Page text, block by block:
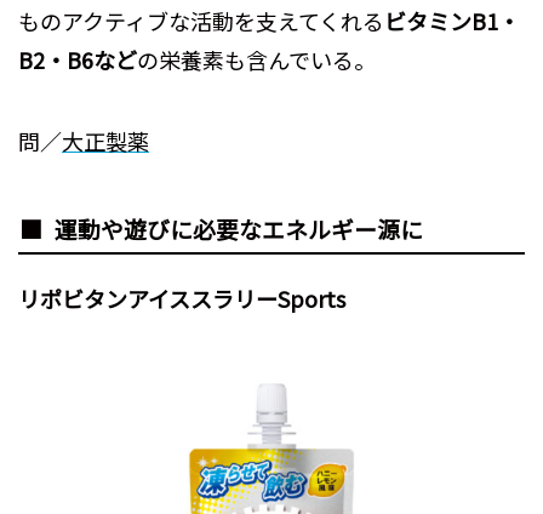
ものアクティブな活動を支えてくれる ビタミンB1・
B2・B6などの栄養素も含んでいる。
問／大正製薬
運動や遊びに必要なエネルギー源に
リポビタンアイススラリーSports